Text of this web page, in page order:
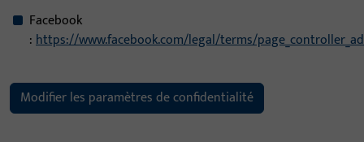
Facebook
:https://www.facebook.com/legal/terms/
Modifier les paramètres de confidentialité